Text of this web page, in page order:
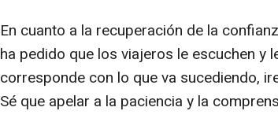
En cuanto a la recuperación de la
ha pedido que los viajeros le escuchen y
corresponde con lo que va sucediendo,
Sé que apelar a la paciencia y la